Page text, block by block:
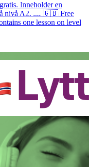
Inneholder en
nivå A2. .... 🇬🇧 Free
one lesson on level